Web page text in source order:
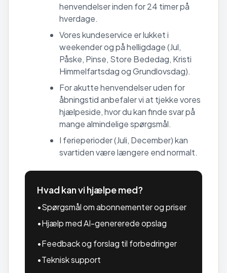
henvendelser inden for 24 timer på
hverdage.
Vores kundeservice er lukket i
weekender og på helligdage (Jul,
Påske, Pinse, Store Bededag, Kristi
Himmelfartsdag og Grundlovsdag).
For akutte henvendelser uden for
åbningstid anbefaler vi at tjekke vores
hjælpeside, hvor du kan finde svar på
mange almindelige spørgsmål.
I ferieperioder (Juli, December) kan
svartiden være længere end normalt.
Hvad kan vi hjælpe med?
•Spørgsmål om abonnementer og priser
•Hjælp med AI-genererede opslag
•Feedback og forslag til forbedringer
•Teknisk support